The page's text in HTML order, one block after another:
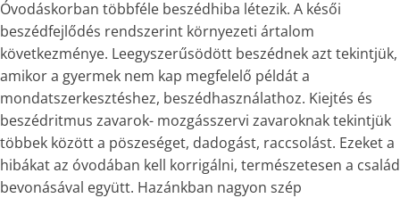
Óvodáskorban többféle beszédhiba létezik. A késői
beszédfejlődés rendszerint környezeti ártalom
következménye. Leegyszerűsödött beszédnek azt tekintjük,
amikor a gyermek nem kap megfelelő példát a
mondatszerkesztéshez, beszédhasználathoz. Kiejtés és
beszédritmus zavarok- mozgásszervi zavaroknak tekintjük
többek között a pöszeséget, dadogást, raccsolást. Ezeket a
hibákat az óvodában kell korrigálni, természetesen a család
bevonásával együtt. Hazánkban nagyon szép